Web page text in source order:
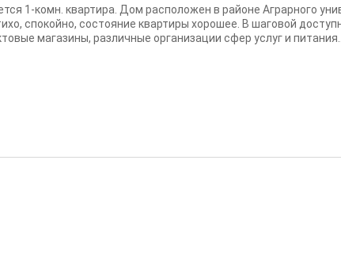
1-комн. квартира. Дом расположен в районе Аграрного
спокойно, состояние квартиры хорошее. В шаговой
магазины, различные организации сфер услуг и питания....